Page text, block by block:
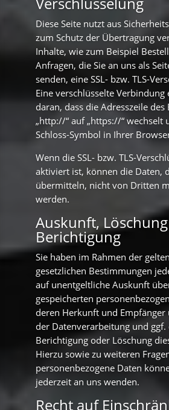
Diese Seite nutzt aus
zum Schutz der Übertragung
Inhalte, wie zum Beispiel
Anfragen, die Sie an uns als
senden, eine SSL- bzw. TLS-
Eine verschlüsselte Verbindung
daran, dass die Adresszeile
„http://“ auf „https://“ wechselt
Schloss-Symbol in Ihrer
Wenn die SSL- bzw. TLS-
aktiviert ist, können die Daten,
übermitteln, nicht von Dritten
werden.
Auskunft,
Berichtigung
Sie haben im Rahmen der
gesetzlichen Bestimmungen
auf unentgeltliche Auskunft
gespeicherten
deren Herkunft und Empfänger
der Datenverarbeitung und ggf.
Berichtigung oder Löschung
Hierzu sowie zu weiteren
personenbezogene Daten
jederzeit an uns wenden.
Recht auf